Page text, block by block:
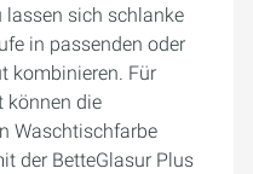
lassen sich schlanke
in passenden oder
kombinieren. Für
können die
Waschtischfarbe
der BetteGlasur Plus